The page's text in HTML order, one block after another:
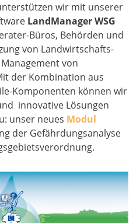
wir mit unserer
LandManager WSG
Büros, Behörden und
von Landwirtschafts-
von
der Kombination aus
Komponenten können wir
innovative Lösungen
unser neues Modul
der Gefährdungsanalyse